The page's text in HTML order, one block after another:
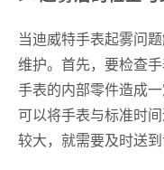
当迪威特手表起雾问
维护。首先，要检查
手表的内部零件造成
可以将手表与标准时
较大，就需要及时送